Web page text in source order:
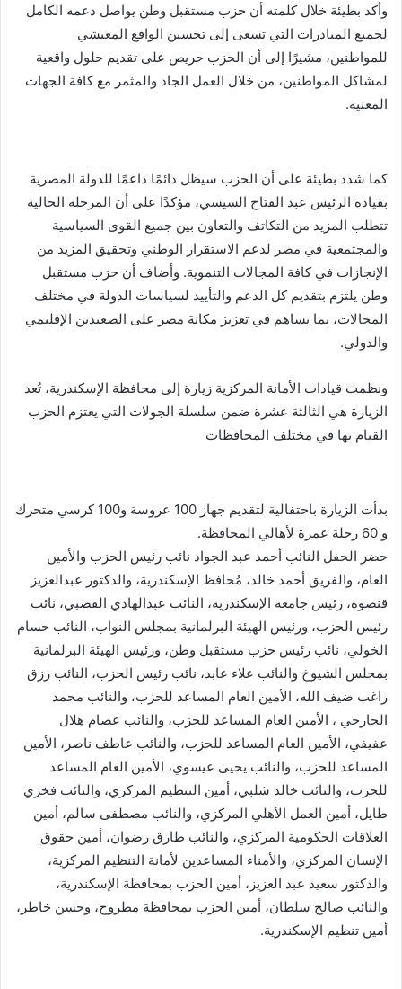
وأكد بطيئة خلال كلمته أن حزب مستقبل وطن يواصل دعمه الكامل
لجميع المبادرات التي تسعى إلى تحسين الواقع المعيشي
للمواطنين، مشيرًا إلى أن الحزب حريص على تقديم حلول واقعية
لمشاكل المواطنين، من خلال العمل الجاد والمثمر مع كافة الجهات
المعنية.
كما شدد بطيئة على أن الحزب سيظل دائمًا داعمًا للدولة المصرية
بقيادة الرئيس عبد الفتاح السيسي، مؤكدًا على أن المرحلة الحالية
تتطلب المزيد من التكاتف والتعاون بين جميع القوى السياسية
والمجتمعية في مصر لدعم الاستقرار الوطني وتحقيق المزيد من
الإنجازات في كافة المجالات التنموية. وأضاف أن حزب مستقبل
وطن يلتزم بتقديم كل الدعم والتأييد لسياسات الدولة في مختلف
المجالات، بما يساهم في تعزيز مكانة مصر على الصعيدين الإقليمي
والدولي.
ونظمت قيادات الأمانة المركزية زيارة إلى محافظة الإسكندرية، تُعد
الزيارة هي الثالثة عشرة ضمن سلسلة الجولات التي يعتزم الحزب
القيام بها في مختلف المحافظات
بدأت الزيارة باحتفالية لتقديم جهاز 100 عروسة و100 كرسي متحرك
و 60 رحلة عمرة لأهالي المحافظة.
حضر الحفل النائب أحمد عبد الجواد نائب رئيس الحزب والأمين
العام، والفريق أحمد خالد، مُحافظ الإسكندرية، والدكتور عبدالعزيز
قنصوة، رئيس جامعة الإسكندرية، النائب عبدالهادي القصبي، نائب
رئيس الحزب، ورئيس الهيئة البرلمانية بمجلس النواب، النائب حسام
الخولي، نائب رئيس حزب مستقبل وطن، ورئيس الهيئة البرلمانية
بمجلس الشيوخ والنائب علاء عابد، نائب رئيس الحزب، النائب رزق
راغب ضيف الله، الأمين العام المساعد للحزب، والنائب محمد
الجارحي ، الأمين العام المساعد للحزب، والنائب عصام هلال
عفيفي، الأمين العام المساعد للحزب، والنائب عاطف ناصر، الأمين
المساعد للحزب، والنائب يحيى عيسوي، الأمين العام المساعد
للحزب، والنائب خالد شلبي، أمين التنظيم المركزي، والنائب فخري
طايل، أمين العمل الأهلي المركزي، والنائب مصطفى سالم، أمين
العلاقات الحكومية المركزي، والنائب طارق رضوان، أمين حقوق
الإنسان المركزي، والأمناء المساعدين لأمانة التنظيم المركزية،
والدكتور سعيد عبد العزيز، أمين الحزب بمحافظة الإسكندرية،
والنائب صالح سلطان، أمين الحزب بمحافظة مطروح، وحسن خاطر،
أمين تنظيم الإسكندرية.